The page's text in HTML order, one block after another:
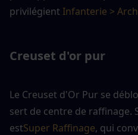
privilégient Infanterie >
Creuset d'or pur
Le Creuset d'Or Pur se
sert de centre de raffinage.
estSuper Raffinage, qui